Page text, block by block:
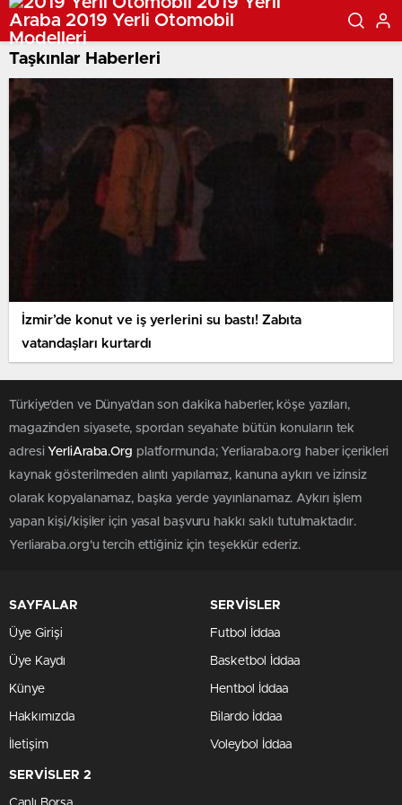
Taşkınlar Haberleri
İzmir’de konut ve iş yerlerini su bastı! Zabıta
vatandaşları kurtardı
Türkiye'den ve Dünya’dan son dakika haberler, köşe yazıları,
magazinden siyasete, spordan seyahate bütün konuların tek
adresi YerliAraba.Org platformunda; Yerliaraba.org haber içerikleri
kaynak gösterilmeden alıntı yapılamaz, kanuna aykırı ve izinsiz
olarak kopyalanamaz, başka yerde yayınlanamaz. Aykırı işlem
yapan kişi/kişiler için yasal başvuru hakkı saklı tutulmaktadır.
Yerliaraba.org'u tercih ettiğiniz için teşekkür ederiz.
SAYFALAR
Üye Girişi
Üye Kaydı
Künye
Hakkımızda
İletişim
SERVİSLER
Futbol İddaa
Basketbol İddaa
Hentbol İddaa
Bilardo İddaa
Voleybol İddaa
SERVİSLER 2